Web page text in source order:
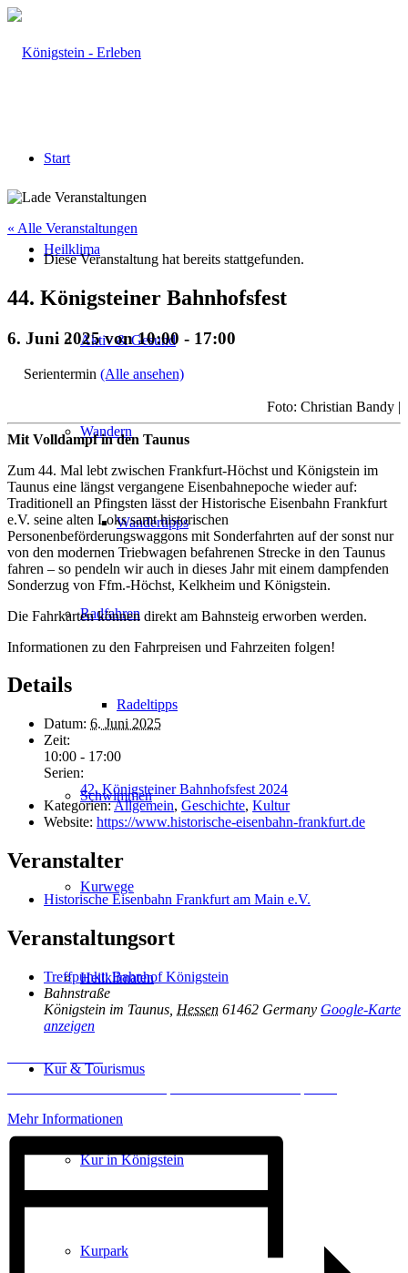
Start
Heilklima
Aktiv & Gesund
Wandern
Wandertipps
Radfahren
Radeltipps
Schwimmen
Kurwege
Heilklimaten
Kur & Tourismus
Kur in Königstein
Kurpark
« Alle Veranstaltungen
Diese Veranstaltung hat bereits stattgefunden.
44. Königsteiner Bahnhofsfest
6. Juni 2025 von 10:00 - 17:00
Serientermin (Alle ansehen)
Foto: Christian Bandy |
Mit Volldampf in den Taunus
Zum 44. Mal lebt zwischen Frankfurt-Höchst und Königstein im
Taunus eine längst vergangene Eisenbahnepoche wieder auf:
Traditionell an Pfingsten lässt der Historische Eisenbahn Frankfurt
e.V. seine alten Loks samt historischen
Personenbeförderungswaggons mit Sonderfahrten auf der sonst nur
von den modernen Triebwagen befahrenen Strecke in den Taunus
fahren – so pendeln wir auch in dieses Jahr mit einem dampfenden
Sonderzug von Ffm.-Höchst, Kelkheim und Königstein.
Die Fahrkarten können direkt am Bahnsteig erworben werden.
Informationen zu den Fahrpreisen und Fahrzeiten folgen!
Details
Datum: 6. Juni 2025
Zeit:
10:00 - 17:00
Serien:
42. Königsteiner Bahnhofsfest 2024
Kategorien:Allgemein, Geschichte, Kultur
Website: https://www.historische-eisenbahn-frankfurt.de
Veranstalter
Historische Eisenbahn Frankfurt am Main e.V.
Veranstaltungsort
Treffpunkt: Bahnhof Königstein
Bahnstraße
Königstein im Taunus Hessen 61462 Germany Google-Karte
anzeigen
Mehr Informationen